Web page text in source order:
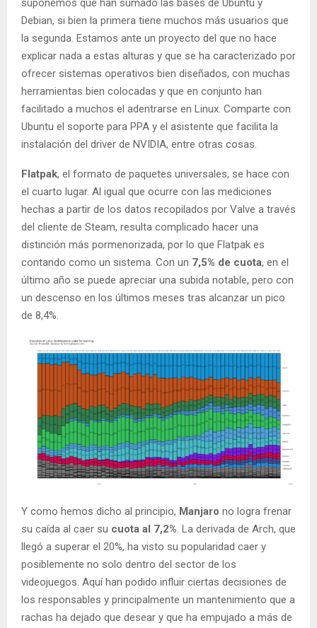
Debian, si bien la primera tiene muchos más usuarios que
la segunda. Estamos ante un proyecto del que no hace
explicar nada a estas alturas y que se ha caracterizado por
ofrecer sistemas operativos bien diseñados, con muchas
herramientas bien colocadas y que en conjunto han
facilitado a muchos el adentrarse en Linux. Comparte con
Ubuntu el soporte para PPA y el asistente que facilita la
instalación del driver de NVIDIA, entre otras cosas.
Flatpak, el formato de paquetes universales, se hace con
el cuarto lugar. Al igual que ocurre con las mediciones
hechas a partir de los datos recopilados por Valve a través
del cliente de Steam, resulta complicado hacer una
distinción más pormenorizada, por lo que Flatpak es
contando como un sistema. Con un 7,5% de cuota, en el
último año se puede apreciar una subida notable, pero con
un descenso en los últimos meses tras alcanzar un pico
de 8,4%.
Y como hemos dicho al principio, Manjaro no logra frenar
su caída al caer su cuota al 7,2% . La derivada de Arch, que
llegó a superar el 20%, ha visto su popularidad caer y
posiblemente no solo dentro del sector de los
videojuegos. Aquí han podido influir ciertas decisiones de
los responsables y principalmente un mantenimiento que a
rachas ha dejado que desear y que ha empujado a más de